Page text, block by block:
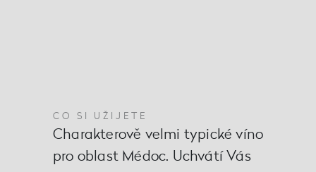
CO SI UŽIJETE
Charakterově velmi typické víno
pro oblast Médoc. Uchvátí Vás